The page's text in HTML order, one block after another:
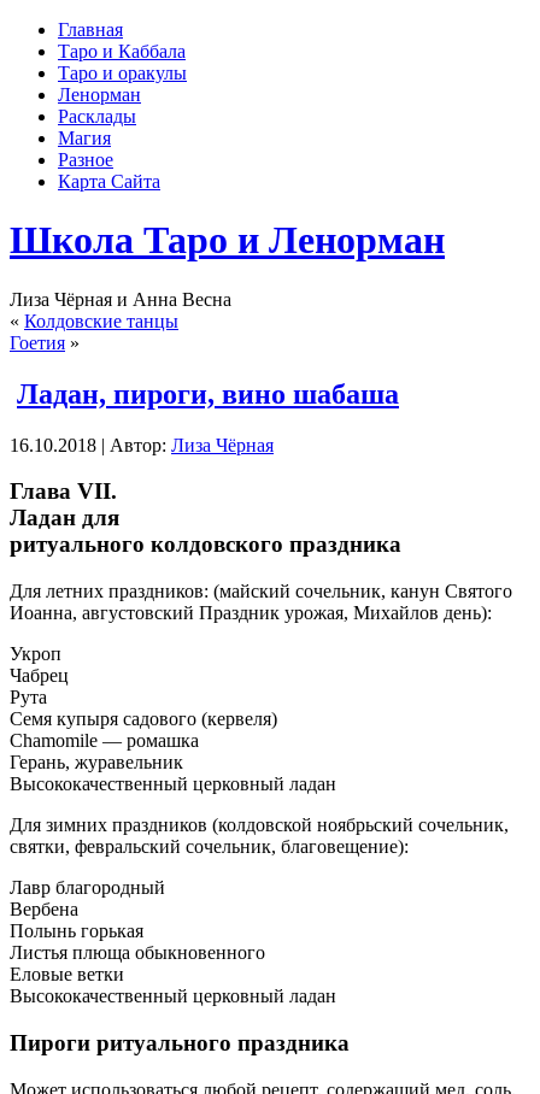
Главная
Таро и Каббала
Таро и оракулы
Ленорман
Расклады
Магия
Разное
Карта Сайта
Школа Таро и Ленорман
Лиза Чёрная и Анна Весна
« Колдовские танцы
Гоетия »
Ладан, пироги, вино шабаша
16.10.2018 | Автор: Лиза Чёрная
Глава VII.
Ладан для
ритуального колдовского праздника
Для летних праздников: (майский сочельник, канун Святого
Иоанна, августовский Праздник урожая, Михайлов день):
Укроп
Чабрец
Рута
Семя купыря садового (кервеля)
Chamomile — ромашка
Герань, журавельник
Высококачественный церковный ладан
Для зимних праздников (колдовской ноябрьский сочельник,
святки, февральский сочельник, благовещение):
Лавр благородный
Вербена
Полынь горькая
Листья плюща обыкновенного
Еловые ветки
Высококачественный церковный ладан
Пироги ритуального праздника
Может использоваться любой рецепт, содержащий мед, соль,